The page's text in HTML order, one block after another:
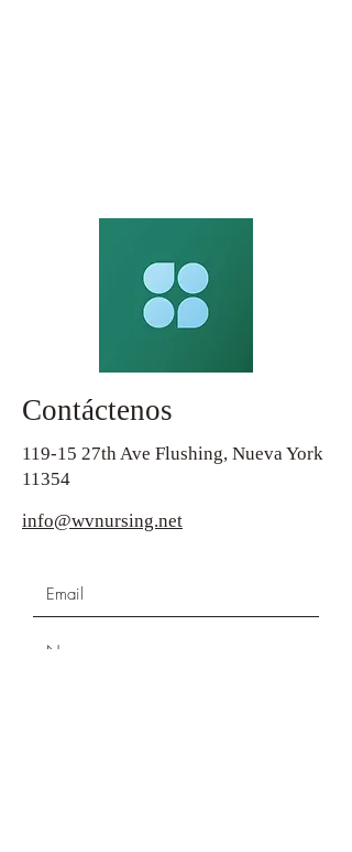
Contáctenos
119-15 27th Ave Flushing, Nueva York
11354
info@wvnursing.net